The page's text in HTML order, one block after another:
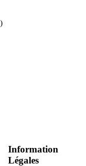
Information
Légales